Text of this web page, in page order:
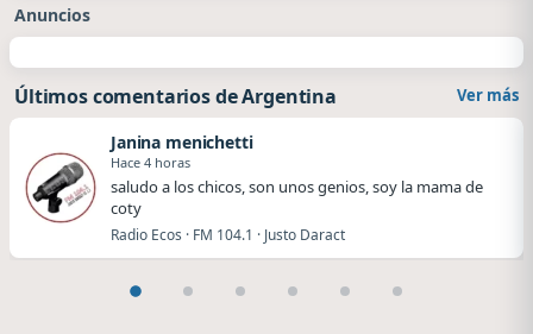
Anuncios
Últimos comentarios de Argentina Ver más
Janina menichetti
Hace 4 horas
saludo a los chicos, son unos genios, soy la mama de
coty
Radio Ecos · FM 104.1 · Justo Daract